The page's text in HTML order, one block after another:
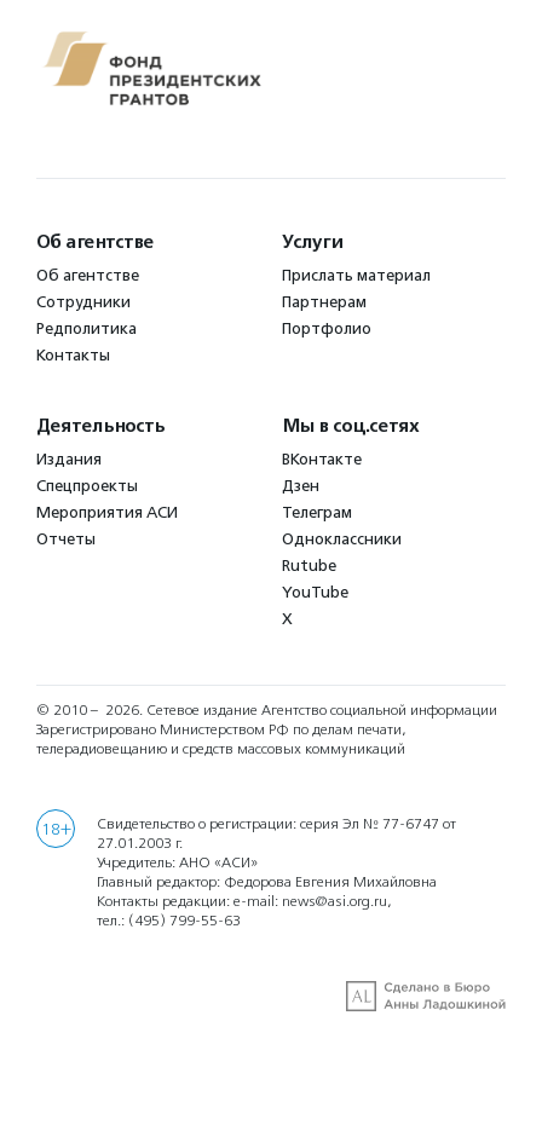
Об агентстве
Об агентстве
Сотрудники
Редполитика
Контакты
Услуги
Прислать материал
Партнерам
Портфолио
Деятельность
Издания
Спецпроекты
Мероприятия АСИ
Отчеты
Мы в соц.сетях
ВКонтакте
Дзен
Телеграм
Одноклассники
Rutube
YouTube
X
© 2010 – 2026. Сетевое издание Агентство социальной информации
Зарегистрировано Министерством РФ по делам печати,
телерадиовещанию и средств массовых коммуникаций
18+
Свидетельство о регистрации: серия Эл № 77-6747 от
27.01.2003 г.
Учредитель: АНО «АСИ»
Главный редактор: Федорова Евгения Михайловна
Контакты редакции: e-mail: news@asi.org.ru,
тел.: (495) 799-55-63